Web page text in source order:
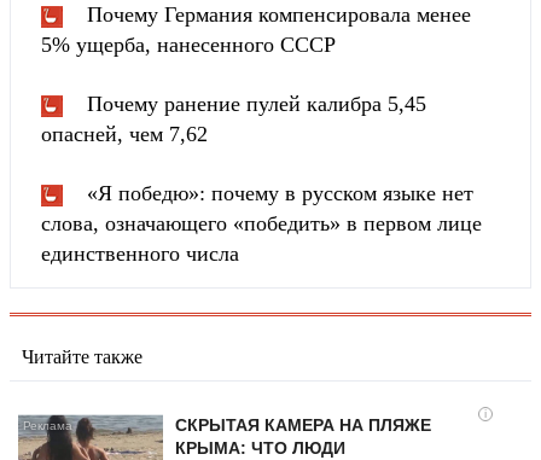
Почему Германия компенсировала менее
5% ущерба, нанесенного СССР
Почему ранение пулей калибра 5,45
опасней, чем 7,62
«Я победю»: почему в русском языке нет
слова, означающего «победить» в первом лице
единственного числа
Читайте также
i
СКРЫТАЯ КАМЕРА НА ПЛЯЖЕ
КРЫМА: ЧТО ЛЮДИ